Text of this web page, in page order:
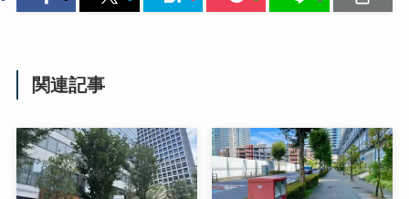
関連記事